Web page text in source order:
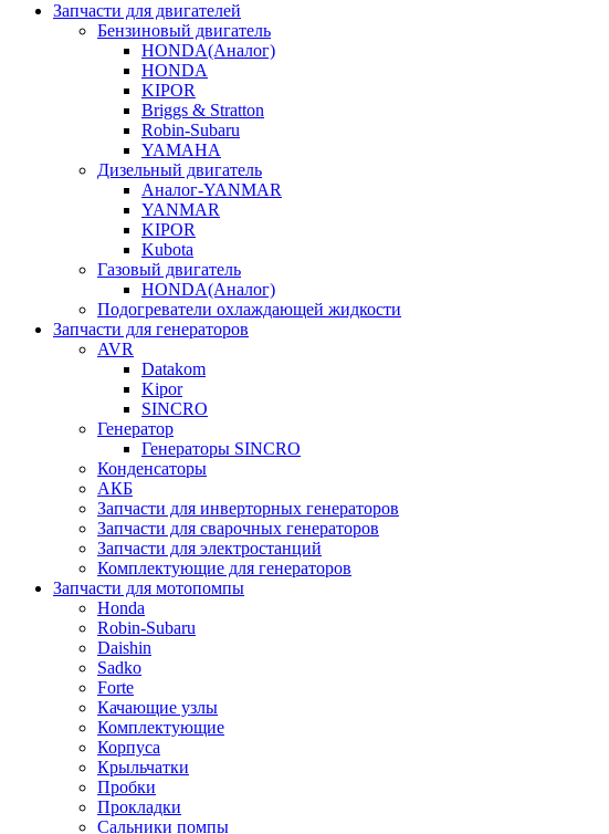
Запчасти для двигателей
Бензиновый двигатель
HONDA(Aналог)
HONDA
KIPOR
Briggs & Stratton
Robin-Subaru
YAMAHA
Дизельный двигатель
Аналог-YANMAR
YANMAR
KIPOR
Kubota
Газовый двигатель
HONDA(Aналог)
Подогреватели охлаждающей жидкости
Запчасти для генераторов
AVR
Datakom
Kipor
SINCRO
Генератор
Генераторы SINCRO
Конденсаторы
АКБ
Запчасти для инверторных генераторов
Запчасти для сварочных генераторов
Запчасти для электростанций
Комплектующие для генераторов
Запчасти для мотопомпы
Honda
Robin-Subaru
Daishin
Sadko
Forte
Качающие узлы
Комплектующие
Корпуса
Крыльчатки
Пробки
Прокладки
Сальники помпы